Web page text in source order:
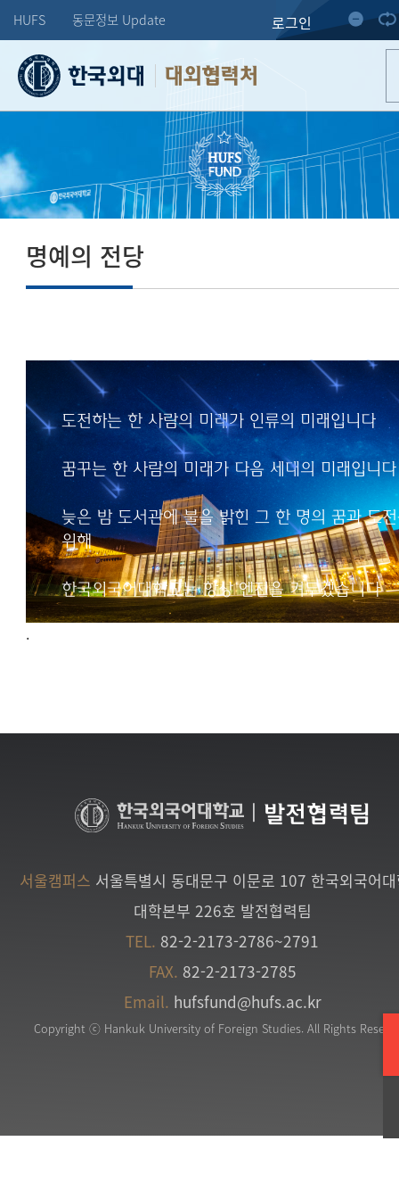
HUFS 동문정보 Update 로그인
대외협력처
명예의 전당
도전하는 한 사람의 미래가 인류의 미래입니다
꿈꾸는 한 사람의 미래가 다음 세대의 미래입니다
늦은 밤 도서관에 불을 밝힌 그 한 명의 꿈과 도
위해
한국외국어대학교는 항상 엔진을 켜두겠습니다
도전하는 한 사람의 미래가
인류의 미래입니다
꿈꾸는 한 사람의 미래가
다음 세대의 미래입니다
늦은 밤 도서관에 불을 밝힌
그 한 명의 꿈과 도전을 위해
한국외국어대학교는
항상 엔진을 켜두겠습니다
.
| 발전협력팀
서울캠퍼스 서울특별시 동대문구 이문로 107 한국외국어
대학본부 226호 발전협력팀
TEL. 82-2-2173-2786~2791
FAX. 82-2-2173-2785
Email. hufsfund@hufs.ac.kr
Copyright ⓒ Hankuk University of Foreign Studies. All Rights